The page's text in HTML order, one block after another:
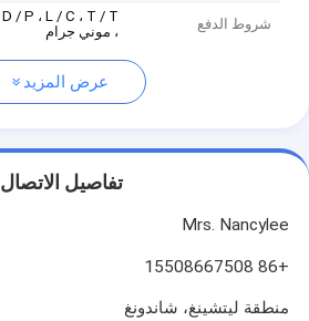
شروط الدفع
، موني جرام
عرض المزيد
تفاصيل الاتصال
Mrs. Nancylee
+86 15508667508
منطقة ليتشينغ، شاندونغ